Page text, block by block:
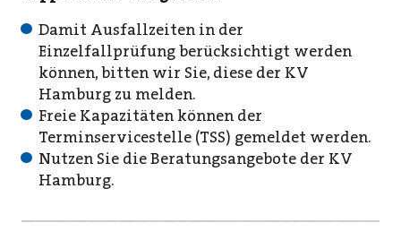
Damit Ausfallzeiten in der
Einzelfallprüfung berücksichtigt werden
können, bitten wir Sie, diese der KV
Hamburg zu melden.
Freie Kapazitäten können der
Terminservicestelle (TSS) gemeldet werden.
Nutzen Sie die Beratungsangebote der KV
Hamburg.